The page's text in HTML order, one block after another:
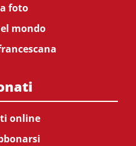
foto
mondo
online